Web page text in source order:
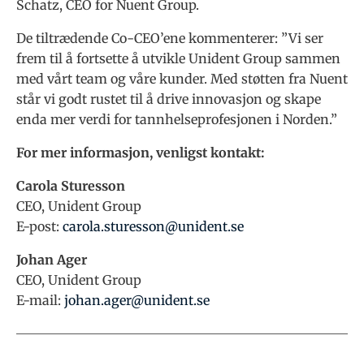
Schatz, CEO for Nuent Group.
De tiltrædende Co-CEO’ene kommenterer: ”Vi ser
frem til å fortsette å utvikle Unident Group sammen
med vårt team og våre kunder. Med støtten fra Nuent
står vi godt rustet til å drive innovasjon og skape
enda mer verdi for tannhelseprofesjonen i Norden.”
For mer informasjon, venligst kontakt:
Carola Sturesson
CEO, Unident Group
E-post: carola.sturesson@unident.se
Johan Ager
CEO, Unident Group
E-mail: johan.ager@unident.se